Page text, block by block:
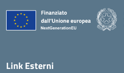
Link Esterni